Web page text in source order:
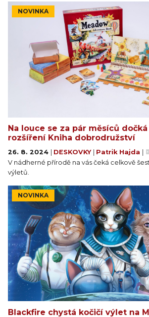
1 žeton prvního hráče
5 obálek s dodatečnými kartami
1 ukazatel kola
4 barevné značky
4 skládací stojánky na karty
1 rejstřík karet
1 návod na složení stojánků na karty
1 česká a slovenská pravidla
NOVINKA
Na louce se za pár měsíců
rozšíření Kniha dobrodružství
26. 8. 2024 DESKOVKY Patrik Hajda
V nádherné přírodě na vás čeká celkově
výletů.
NOVINKA
Blackfire chystá kočičí výlet na